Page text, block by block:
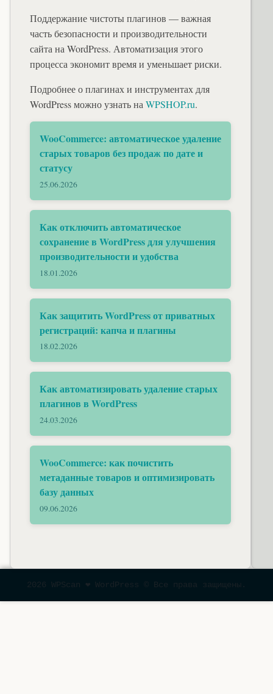
Поддержание чистоты плагинов — важная
часть безопасности и производительности
сайта на WordPress. Автоматизация этого
процесса экономит время и уменьшает риски.
Подробнее о плагинах и инструментах для
WordPress можно узнать на WPSHOP.ru.
WooCommerce: автоматическое удаление
старых товаров без продаж по дате и
статусу
25.06.2026
Как отключить автоматическое
сохранение в WordPress для улучшения
производительности и удобства
18.01.2026
Как защитить WordPress от приватных
регистраций: капча и плагины
18.02.2026
Как автоматизировать удаление старых
плагинов в WordPress
24.03.2026
WooCommerce: как почистить
метаданные товаров и оптимизировать
базу данных
09.06.2026
2026 WPScan ❤ WordPress © Все права защищены.